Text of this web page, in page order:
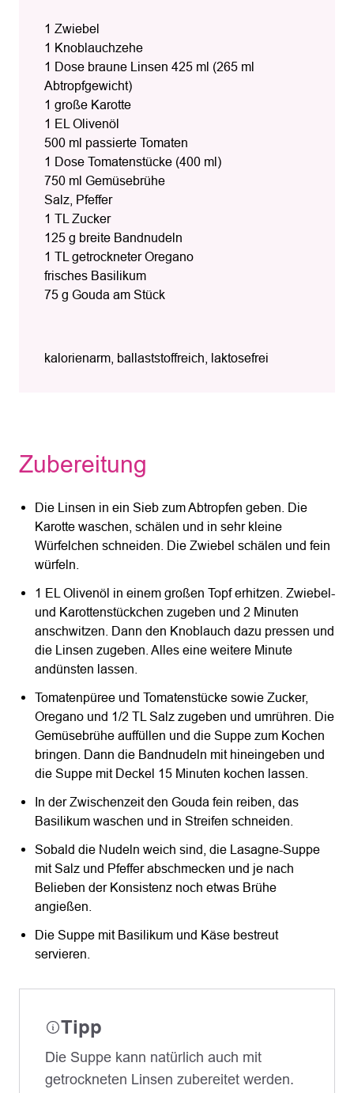
1 Zwiebel
1 Knoblauchzehe
1 Dose braune Linsen 425 ml (265 ml
Abtropfgewicht)
1 große Karotte
1 EL Olivenöl
500 ml passierte Tomaten
1 Dose Tomatenstücke (400 ml)
750 ml Gemüsebrühe
Salz, Pfeffer
1 TL Zucker
125 g breite Bandnudeln
1 TL getrockneter Oregano
frisches Basilikum
75 g Gouda am Stück
kalorienarm, ballaststoffreich, laktosefrei
Zubereitung
Die Linsen in ein Sieb zum Abtropfen geben. Die
Karotte waschen, schälen und in sehr kleine
Würfelchen schneiden. Die Zwiebel schälen und fein
würfeln.
1 EL Olivenöl in einem großen Topf erhitzen. Zwiebel-
und Karottenstückchen zugeben und 2 Minuten
anschwitzen. Dann den Knoblauch dazu pressen und
die Linsen zugeben. Alles eine weitere Minute
andünsten lassen.
Tomatenpüree und Tomatenstücke sowie Zucker,
Oregano und 1/2 TL Salz zugeben und umrühren. Die
Gemüsebrühe auffüllen und die Suppe zum Kochen
bringen. Dann die Bandnudeln mit hineingeben und
die Suppe mit Deckel 15 Minuten kochen lassen.
In der Zwischenzeit den Gouda fein reiben, das
Basilikum waschen und in Streifen schneiden.
Sobald die Nudeln weich sind, die Lasagne-Suppe
mit Salz und Pfeffer abschmecken und je nach
Belieben der Konsistenz noch etwas Brühe
angießen.
Die Suppe mit Basilikum und Käse bestreut
servieren.
Tipp
Die Suppe kann natürlich auch mit
getrockneten Linsen zubereitet werden.